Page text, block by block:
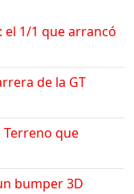
el 1/1 que arrancó
de la GT
Terreno que
bumper 3D